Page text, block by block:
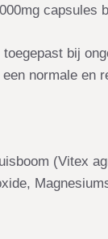
capsules
bij
normale en
(Vitex